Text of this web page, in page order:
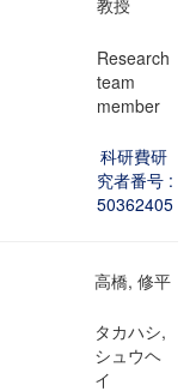
教授
Research
team
member
科研費研
究者番号 :
50362405
高橋, 修平
タカハシ,
シュウヘ
イ